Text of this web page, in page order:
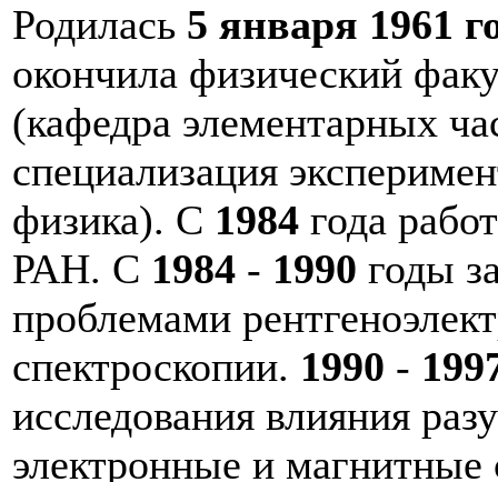
Родилась 5 января 1961
окончила физический
(кафедра элементарных
специализация
физика). С 1984 года
РАН. С 1984 - 1990 годы
проблемами
спектроскопии. 1990 -
исследования влияния
электронные и магнитные